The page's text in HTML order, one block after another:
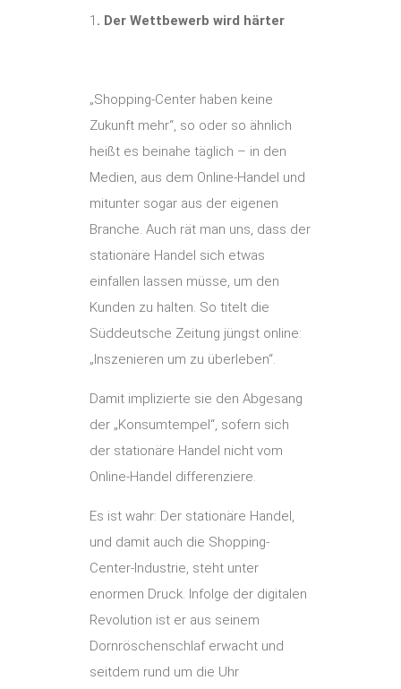
1 . Der Wettbewerb wird härter
„Shopping-Center haben keine
Zukunft mehr“, so oder so ähnlich
heißt es beinahe täglich – in den
Medien, aus dem Online-Handel und
mitunter sogar aus der eigenen
Branche. Auch rät man uns, dass der
stationäre Handel sich etwas
einfallen lassen müsse, um den
Kunden zu halten. So titelt die
Süddeutsche Zeitung jüngst online:
„Inszenieren um zu überleben“.
Damit implizierte sie den Abgesang
der „Konsumtempel“, sofern sich
der stationäre Handel nicht vom
Online-Handel differenziere.
Es ist wahr: Der stationäre Handel,
und damit auch die Shopping-
Center-Industrie, steht unter
enormen Druck. Infolge der digitalen
Revolution ist er aus seinem
Dornröschenschlaf erwacht und
seitdem rund um die Uhr